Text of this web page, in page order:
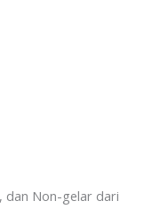
dan Non-gelar dari